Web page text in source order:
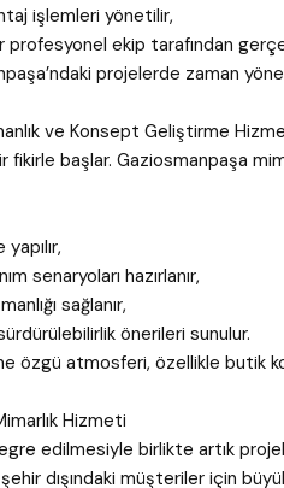
işlemleri yönetilir,
ekip tarafından
projelerde zaman
ve Konsept Geliştirme
fikirle başlar. Gaziosmanpaşa
senaryoları hazırlanır,
sağlanır,
önerileri sunulur.
özgü atmosferi, özellikle butik
Hizmeti
edilmesiyle birlikte artık
dışındaki müşteriler için